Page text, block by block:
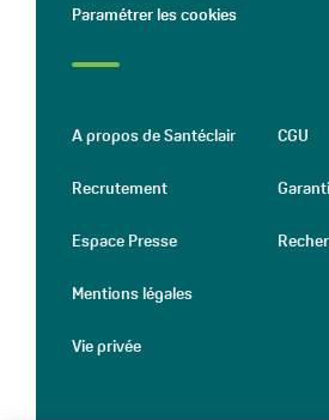
Paramétrer les cookies
A propos de Santéclair
Recrutement
Espace Presse
Mentions légales
Vie privée
CGU